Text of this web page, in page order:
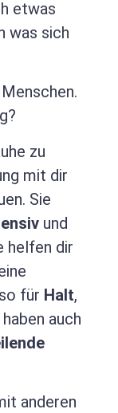
etwas
was sich
zu
mit dir
Sie
und
helfen dir
für Halt,
haben auch
anderen